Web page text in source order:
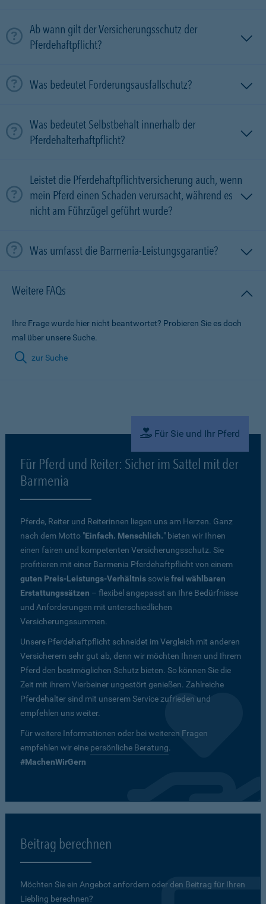
Ab wann gilt der Versicherungsschutz der
Pferdehaftpflicht?
Was bedeutet Forderungsausfallschutz?
Was bedeutet Selbstbehalt innerhalb der
Pferdehalterhaftpflicht?
Leistet die Pferdehaftpflichtversicherung auch, wenn
mein Pferd einen Schaden verursacht, während es
nicht am Führzügel geführt wurde?
Was umfasst die Barmenia-Leistungsgarantie?
Weitere FAQs
Ihre Frage wurde hier nicht beantwortet? Probieren Sie es doch
mal über unsere Suche.
zur Suche
Für Sie und Ihr Pferd
Für Pferd und Reiter: Sicher im Sattel mit der
Barmenia
Pferde, Reiter und Reiterinnen liegen uns am Herzen. Ganz
nach dem Motto "Einfach. Menschlich." bieten wir Ihnen
einen fairen und kompetenten Versicherungsschutz. Sie
profitieren mit einer Barmenia Pferdehaftpflicht von einem
guten Preis-Leistungs-Verhältnis sowiefrei wählbaren
Erstattungssätzen – flexibel angepasst an Ihre Bedürfnisse
und Anforderungen mit unterschiedlichen
Versicherungssummen.
Unsere Pferdehaftpflicht schneidet im Vergleich mit anderen
Versicherern sehr gut ab, denn wir möchten Ihnen und Ihrem
Pferd den bestmöglichen Schutz bieten. So können Sie die
Zeit mit ihrem Vierbeiner ungestört genießen. Zahlreiche
Pferdehalter sind mit unserem Service zufrieden und
empfehlen uns weiter.
Für weitere Informationen oder bei weiteren Fragen
empfehlen wir eine persönliche Beratung.
#MachenWirGern
Beitrag berechnen
Möchten Sie ein Angebot anfordern oder den Beitrag für Ihren
Liebling berechnen?